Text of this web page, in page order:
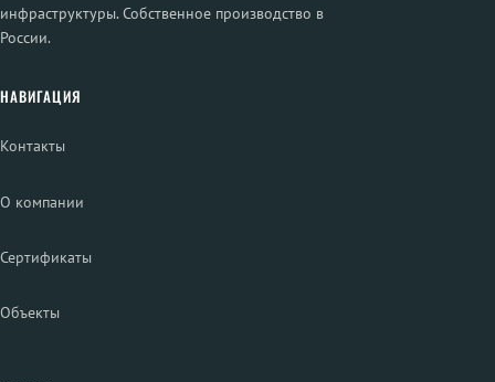
инфраструктуры. Собственное производство в
России.
НАВИГАЦИЯ
Контакты
О компании
Сертификаты
Объекты